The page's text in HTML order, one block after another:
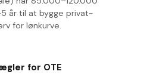
år til at bygge privat-
for lønkurve.
for OTE